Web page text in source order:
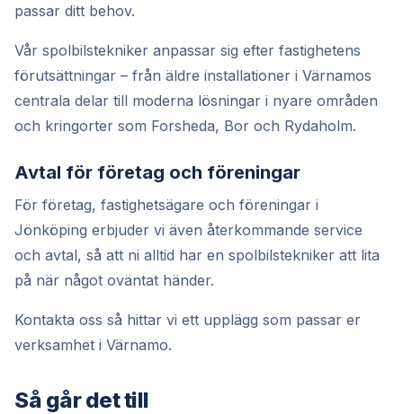
passar ditt behov.
Vår spolbilstekniker anpassar sig efter fastighetens
förutsättningar – från äldre installationer i Värnamos
centrala delar till moderna lösningar i nyare områden
och kringorter som Forsheda, Bor och Rydaholm.
Avtal för företag och föreningar
För företag, fastighetsägare och föreningar i
Jönköping erbjuder vi även återkommande service
och avtal, så att ni alltid har en spolbilstekniker att lita
på när något oväntat händer.
Kontakta oss så hittar vi ett upplägg som passar er
verksamhet i Värnamo.
Så går det till